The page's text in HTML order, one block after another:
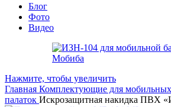
Блог
Фото
Видео
Нажмите, чтобы увеличить
Главная Комплектующие для
палаток Искрозащитная накидка ПВХ